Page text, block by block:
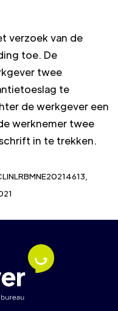
verzoek van de
toe. De
twee
te
de werkgever een
werknemer twee
in te trekken.